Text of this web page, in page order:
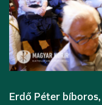
Erdő Péter